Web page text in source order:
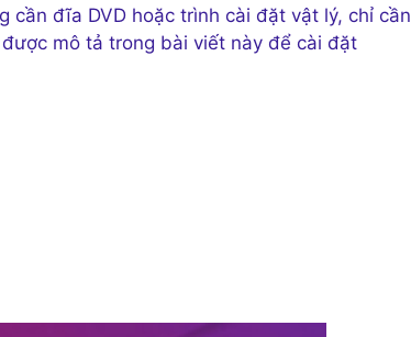
cần đĩa DVD hoặc trình cài đặt vật lý, chỉ cần
mô tả trong bài viết này để cài đặt